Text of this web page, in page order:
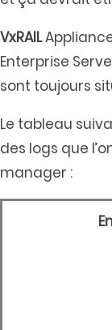
VxRAILAppliance
Enterprise
sont toujours
Le tableau
des logs que
manager :